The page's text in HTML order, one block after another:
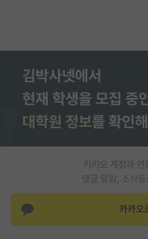
유학교육
이벤트
반도체 아카데미
카카오 계정과 연
댓글 알람, 소식
카카오